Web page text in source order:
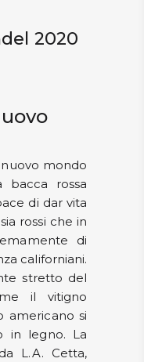
2020
mondo
bacca rossa
di dar vita
rossi che in
di
californiani.
stretto del
il vitigno
americano si
in legno. La
L.A. Cetta,